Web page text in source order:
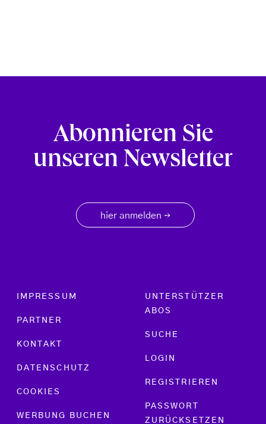
Abonnieren Sie
unseren Newsletter
hier anmelden →
Footer menu
IMPRESSUM
PARTNER
KONTAKT
DATENSCHUTZ
COOKIES
WERBUNG BUCHEN
UNTERSTÜTZER
ABOS
SUCHE
LOGIN
REGISTRIEREN
PASSWORT
ZURÜCKSETZEN